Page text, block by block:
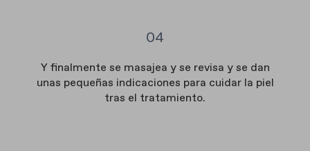
04
Y finalmente se masajea y se revisa y se dan
unas pequeñas indicaciones para cuidar la piel
tras el tratamiento.